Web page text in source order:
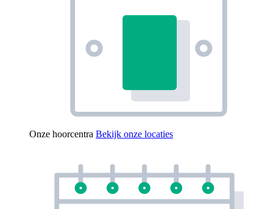
Onze hoorcentra Bekijk onze locaties